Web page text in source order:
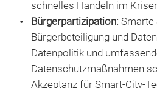
schnelles Handeln im
Bürgerpartizipation: Smarte
Bürgerbeteiligung und
Datenpolitik und
Datenschutzmaßnahmen
Akzeptanz für Smart-City-